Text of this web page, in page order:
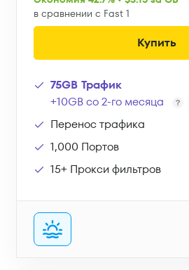
в сравнении с Fast 1
Купить
75GB Трафик
+10GB со 2-го месяца
Перенос трафика
1,000 Портов
15+ Прокси фильтров